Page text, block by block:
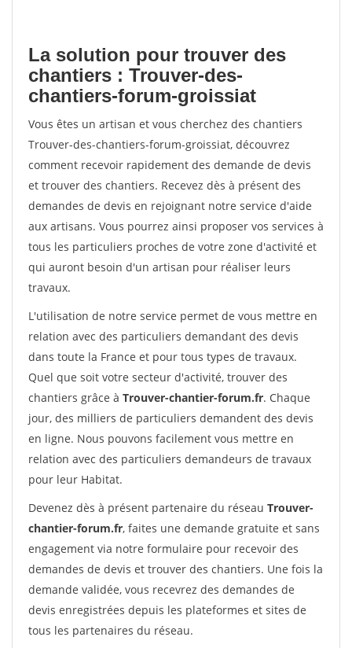
La solution pour trouver des
chantiers : Trouver-des-
chantiers-forum-groissiat
Vous êtes un artisan et vous cherchez des chantiers
Trouver-des-chantiers-forum-groissiat, découvrez
comment recevoir rapidement des demande de devis
et trouver des chantiers. Recevez dès à présent des
demandes de devis en rejoignant notre service d'aide
aux artisans. Vous pourrez ainsi proposer vos services à
tous les particuliers proches de votre zone d'activité et
qui auront besoin d'un artisan pour réaliser leurs
travaux.
L'utilisation de notre service permet de vous mettre en
relation avec des particuliers demandant des devis
dans toute la France et pour tous types de travaux.
Quel que soit votre secteur d'activité, trouver des
chantiers grâce à Trouver-chantier-forum.fr. Chaque
jour, des milliers de particuliers demandent des devis
en ligne. Nous pouvons facilement vous mettre en
relation avec des particuliers demandeurs de travaux
pour leur Habitat.
Devenez dès à présent partenaire du réseau Trouver-
chantier-forum.fr, faites une demande gratuite et sans
engagement via notre formulaire pour recevoir des
demandes de devis et trouver des chantiers. Une fois la
demande validée, vous recevrez des demandes de
devis enregistrées depuis les plateformes et sites de
tous les partenaires du réseau.